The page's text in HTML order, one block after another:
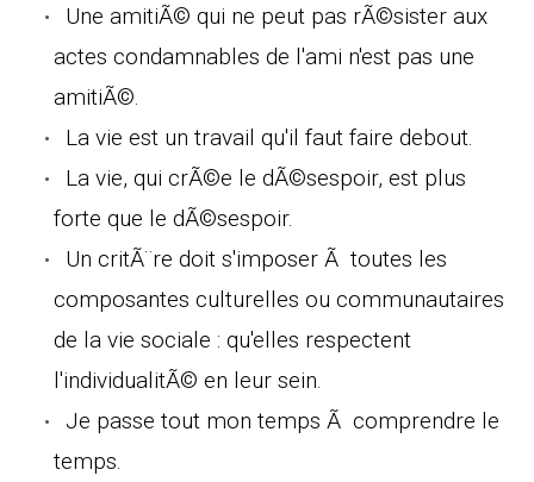
Une amitiÃ© qui ne peut pas rÃ©sister aux
actes condamnables de l'ami n'est pas une
amitiÃ©.
La vie est un travail qu'il faut faire debout.
La vie, qui crÃ©e le dÃ©sespoir, est plus
forte que le dÃ©sespoir.
Un critÃ¨re doit s'imposer Ã toutes les
composantes culturelles ou communautaires
de la vie sociale : qu'elles respectent
l'individualitÃ© en leur sein.
Je passe tout mon temps Ã comprendre le
temps.